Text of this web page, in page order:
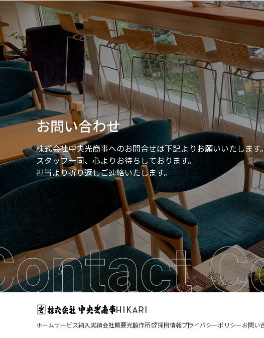
お問い合わせ
株式会社中央光商事へのお問合せは下記よりお願いいたします
スタッフ一同、心よりお待ちしております。
担当より折り返しご連絡いたします。
ホームサービス納入実績会社概要光製作所 採用情報プライバシーポリシーお問い